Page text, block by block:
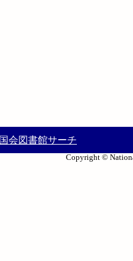
会図書館サーチ
Copyright ©